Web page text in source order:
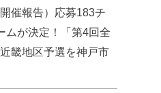
催報告）応募183チ
ムが決定！「第4回全
畿地区予選を神戸市